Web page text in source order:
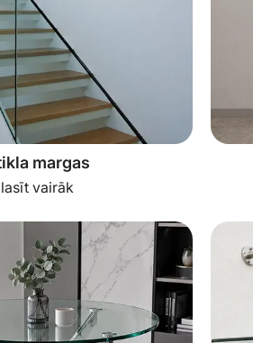
margas
lasīt vairāk